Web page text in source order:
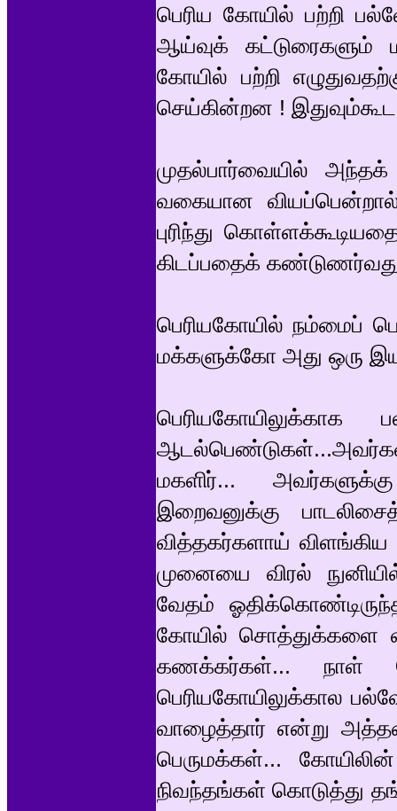
பெரிய கோயில் பற்றி
ஆய்வுக் கட்டுரைகளும்
கோயில் பற்றி
செய்கின்றன !
முதல்பார்வையில் அந்தக்
வகையான வியப்பென்றால்
புரிந்து
கிடப்பதைக்
பெரியகோயில் நம்மைப்
மக்களுக்கோ அது ஒரு
பெரியகோயிலுக்காக
மகளிர்...
இறைவனுக்கு
வித்தகர்களாய் விளங்கிய
முனையை விரல்
வேதம்
கோயில் சொத்துக்களை
கணக்கர்கள்... நாள்
பெரியகோயிலுக்கால
வாழைத்தார் என்று
பெருமக்கள்...
நிவந்தங்கள் கொடுத்து